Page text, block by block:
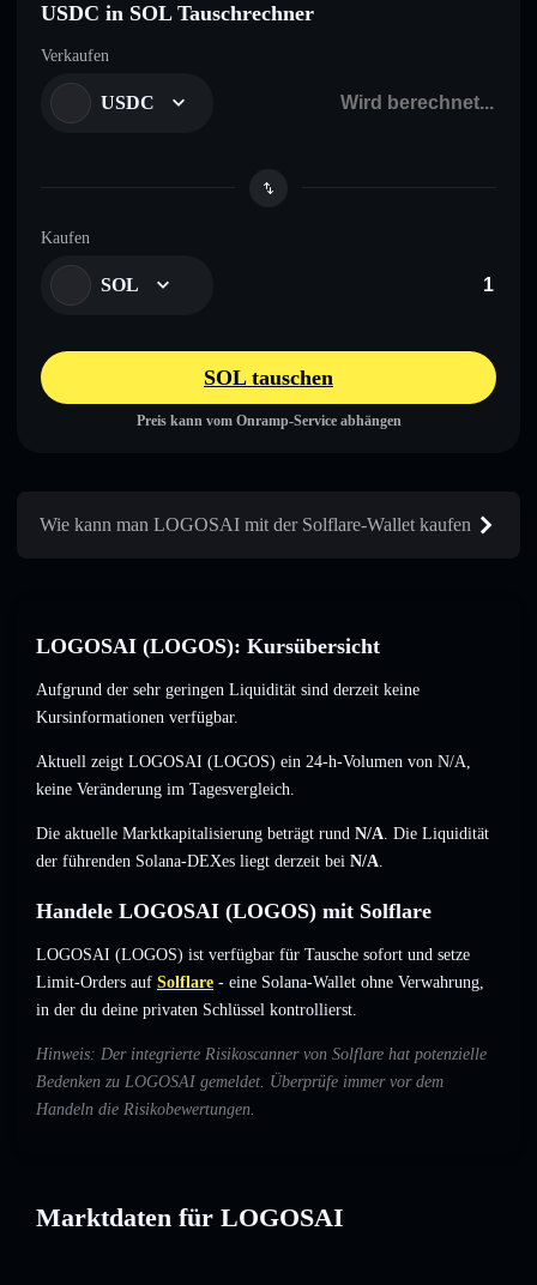
USDC in SOL Tauschrechner
Verkaufen
USDC
Kaufen
SOL
SOL tauschen
Preis kann vom Onramp-Service abhängen
Wie kann man LOGOSAI mit der Solflare-Wallet kaufen
LOGOSAI (LOGOS): Kursübersicht
Aufgrund der sehr geringen Liquidität sind derzeit keine
Kursinformationen verfügbar.
Aktuell zeigt LOGOSAI (LOGOS) ein 24-h-Volumen von N/A,
keine Veränderung im Tagesvergleich.
Die aktuelle Marktkapitalisierung beträgt rund N/A. Die Liquidität
der führenden Solana-DEXes liegt derzeit bei N/A.
Handele LOGOSAI (LOGOS) mit Solflare
LOGOSAI (LOGOS) ist verfügbar für Tausche sofort und setze
Limit-Orders auf Solflare - eine Solana-Wallet ohne Verwahrung,
in der du deine privaten Schlüssel kontrollierst.
Hinweis: Der integrierte Risikoscanner von Solflare hat potenzielle
Bedenken zu LOGOSAI gemeldet. Überprüfe immer vor dem
Handeln die Risikobewertungen.
Marktdaten für LOGOSAI